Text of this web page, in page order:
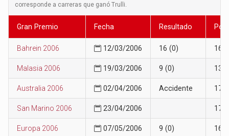
corresponde a carreras que ganó Trulli.
Gran Premio Fecha Resultado
Bahrein 2006 12/03/2006 16 (0) 16
Malasia 2006 19/03/2006 9 (0) 13
Australia 2006 02/04/2006 Accidente 17
San Marino 2006 23/04/2006 17
Europa 2006 07/05/2006 9 (0) 16